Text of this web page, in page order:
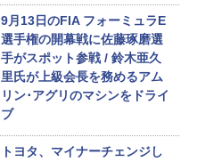
9月13日のFIA フォーミュラE
選手権の開幕戦に佐藤琢磨選
手がスポット参戦 / 鈴木亜久
里氏が上級会長を務めるアム
リン･アグリのマシンをドライ
ブ
トヨタ、マイナーチェンジし